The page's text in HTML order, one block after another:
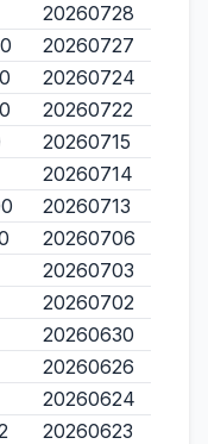
20260728
20260727
20260724
20260722
20260715
20260714
20260713
20260706
20260703
20260702
20260630
20260626
20260624
20260623